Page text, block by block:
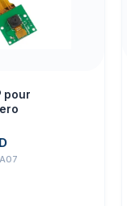
pour